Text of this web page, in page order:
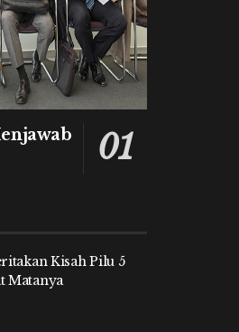
Kisah Pilu 5
Matanya